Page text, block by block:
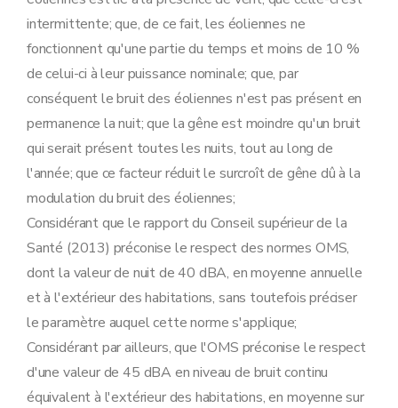
intermittente; que, de ce fait, les éoliennes ne
fonctionnent qu'une partie du temps et moins de 10 %
de celui-ci à leur puissance nominale; que, par
conséquent le bruit des éoliennes n'est pas présent en
permanence la nuit; que la gêne est moindre qu'un bruit
qui serait présent toutes les nuits, tout au long de
l'année; que ce facteur réduit le surcroît de gêne dû à la
modulation du bruit des éoliennes;
Considérant que le rapport du Conseil supérieur de la
Santé (2013) préconise le respect des normes OMS,
dont la valeur de nuit de 40 dBA, en moyenne annuelle
et à l'extérieur des habitations, sans toutefois préciser
le paramètre auquel cette norme s'applique;
Considérant par ailleurs, que l'OMS préconise le respect
d'une valeur de 45 dBA en niveau de bruit continu
équivalent à l'extérieur des habitations, en moyenne sur